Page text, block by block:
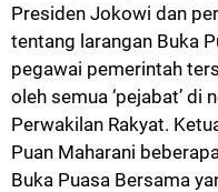
Presiden Jokowi dan
tentang larangan Buka
pegawai pemerintah
oleh semua ‘pejabat’ di
Perwakilan Rakyat.
Puan Maharani
Buka Puasa Bersama